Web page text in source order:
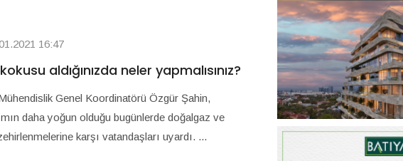
16:47
aldığınızda neler yapmalısınız?
Genel Koordinatörü Özgür Şahin,
daha yoğun olduğu bugünlerde doğalgaz ve
karşı vatandaşları uyardı. ...